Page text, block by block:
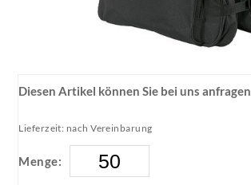
Diesen Artikel können Sie bei uns anfragen
Lieferzeit: nach Vereinbarung
Menge: